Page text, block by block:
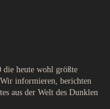
die heute wohl größte
informieren, berichten
aus der Welt des Dunklen